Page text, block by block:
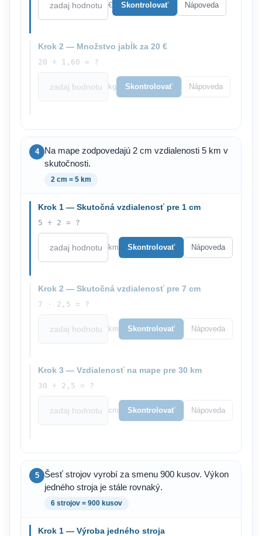
€ Skontrolovať Nápoveda
Krok 2 — Množstvo jabĺk za 20 €
20 ÷ 1,60 = ?
kg Skontrolovať Nápoveda
4
Na mape zodpovedajú 2 cm vzdialenosti 5 km v
skutočnosti.
2 cm = 5 km
Krok 1 — Skutočná vzdialenosť pre 1 cm
5 ÷ 2 = ?
km Skontrolovať Nápoveda
Krok 2 — Skutočná vzdialenosť pre 7 cm
7 · 2,5 = ?
km Skontrolovať Nápoveda
Krok 3 — Vzdialenosť na mape pre 30 km
30 ÷ 2,5 = ?
cm Skontrolovať Nápoveda
5
Šesť strojov vyrobí za smenu 900 kusov. Výkon
jedného stroja je stále rovnaký.
6 strojov = 900 kusov
Krok 1 — Výroba jedného stroja